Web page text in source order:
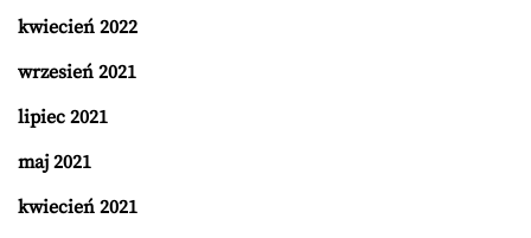
kwiecień 2022
wrzesień 2021
lipiec 2021
maj 2021
kwiecień 2021